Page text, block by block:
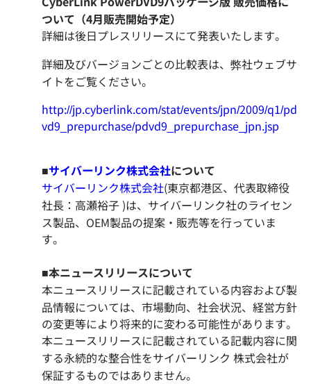
ついて（4月販売開始予定）
詳細は後日プレスリリースにて発表いたします。
詳細及びバージョンごとの比較表は、弊社ウェブサ
イトをご覧ください。
http://jp.cyberlink.com/stat/events/jpn/2009/q1/pd
vd9_prepurchase/pdvd9_prepurchase_jpn.jsp
■サイバーリンク株式会社について
サイバーリンク株式会社(東京都港区、代表取締役
社長：高瀬裕子 )は、サイバーリンク社のライセン
ス製品、OEM製品の提案・販売等を行っていま
す。
■本ニュースリリースについて
本ニュースリリースに記載されている内容および製
品情報については、市場動向、社会状況、経営方針
の変更等により将来的に変わる可能性があります。
本ニュースリリースに記載されている記載内容に関
する永続的な整合性をサイバーリンク 株式会社が
保証するものではありません。